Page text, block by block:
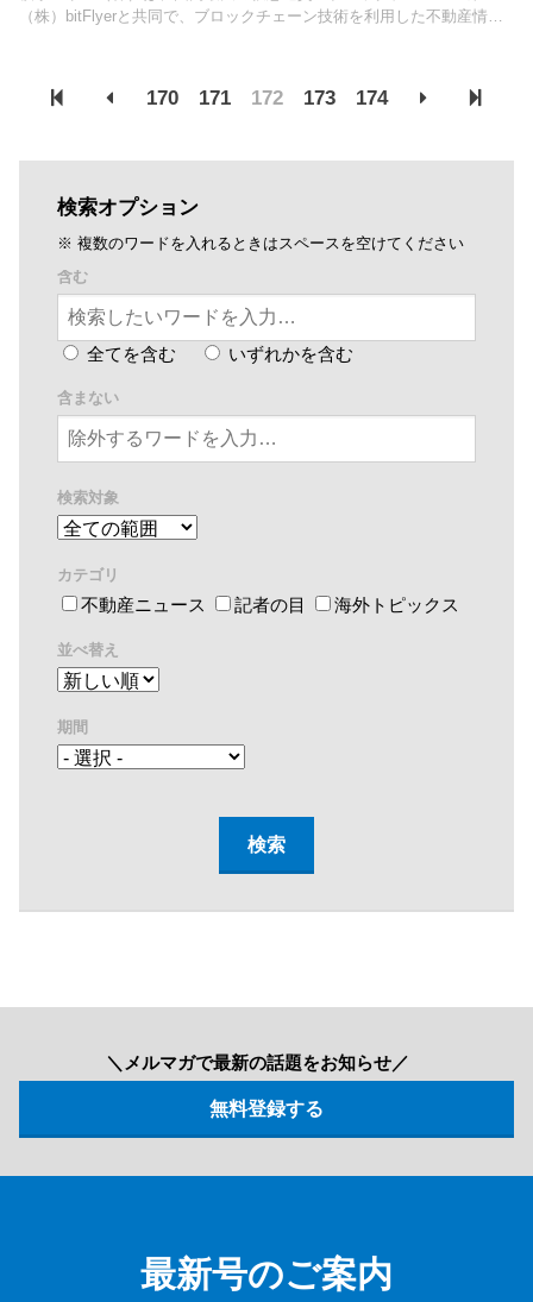
（株）bitFlyerと共同で、ブロックチェーン技術を利用した不動産情報
170 171 172 173 174
検索オプション
※ 複数のワードを入れるときはスペースを空けてください
含む
全てを含む いずれかを含む
含まない
検索対象
カテゴリ
不動産ニュース 記者の目 海外トピックス
並べ替え
期間
＼メルマガで最新の話題をお知らせ／
最新号のご案内